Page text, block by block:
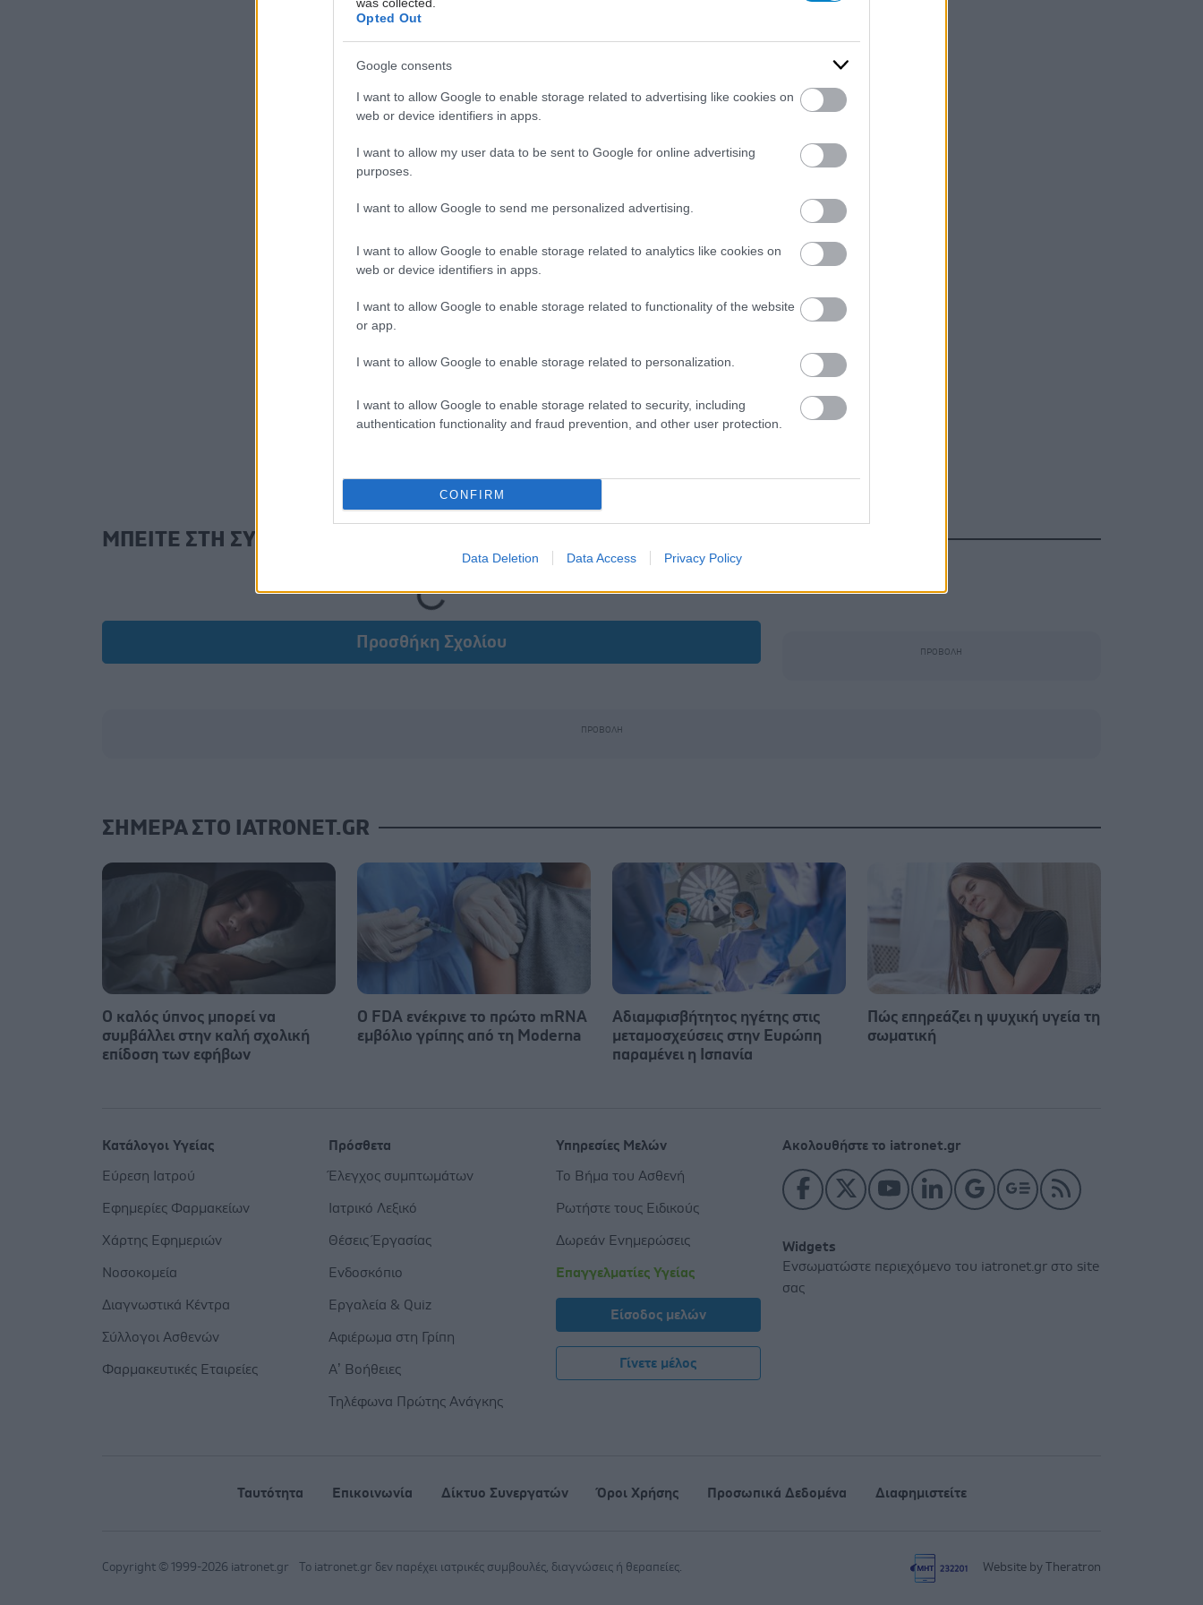
Opted Out
Google consents
I want to allow Google to enable storage related to advertising like cookies on
web or device identifiers in apps.
I want to allow my user data to be sent to Google for online advertising
purposes.
I want to allow Google to send me personalized advertising.
I want to allow Google to enable storage related to analytics like cookies on
web or device identifiers in apps.
I want to allow Google to enable storage related to functionality of the website
or app.
I want to allow Google to enable storage related to personalization.
I want to allow Google to enable storage related to security, including
authentication functionality and fraud prevention, and other user protection.
CONFIRM
Data Deletion Data Access Privacy Policy
ΜΠΕΙΤΕ ΣΤΗ ΣΥΖΗΤΗΣΗ
Loading...
Προσθήκη Σχολίου
ΣΗΜΕΡΑ ΣΤΟ IATRONET.GR
Ο καλός ύπνος μπορεί να
συμβάλλει στην καλή σχολική
επίδοση των εφήβων
Ο FDA ενέκρινε το πρώτο mRNA
εμβόλιο γρίπης από τη Moderna
Αδιαμφισβήτητος ηγέτης στις
μεταμοσχεύσεις στην Ευρώπη
παραμένει η Ισπανία
Πώς επηρεάζει η ψυχική υγεία τη
σωματική
Ακολουθήστε το iatronet.gr
Widgets
Ενσωματώστε περιεχόμενο του iatronet.gr στο site
σας
Κατάλογοι Υγείας
Εύρεση Ιατρού
Εφημερίες Φαρμακείων
Χάρτης Εφημεριών
Νοσοκομεία
Διαγνωστικά Κέντρα
Σύλλογοι Ασθενών
Φαρμακευτικές Εταιρείες
Πρόσθετα
Έλεγχος συμπτωμάτων
Ιατρικό Λεξικό
Θέσεις Έργασίας
Ενδοσκόπιο
Εργαλεία & Quiz
Αφιέρωμα στη Γρίπη
Α’ Βοήθειες
Τηλέφωνα Πρώτης Ανάγκης
Υπηρεσίες Μελών
Το Βήμα του Ασθενή
Ρωτήστε τους Ειδικούς
Δωρεάν Ενημερώσεις
Επαγγελματίες Υγείας
Είσοδος μελών
Γίνετε μέλος
Ταυτότητα Επικοινωνία Δίκτυο Συνεργατών Όροι Χρήσης Προσωπικά Δεδομένα Διαφημιστείτε
Copyright © 1999-2026 iatronet.gr Το iatronet.gr δεν παρέχει ιατρικές συμβουλές, διαγνώσεις ή θεραπείες. Website by Theratron